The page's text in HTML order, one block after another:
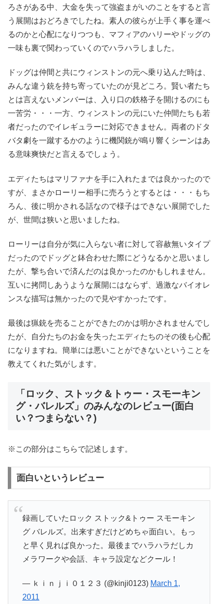
ろさがある中、大金を失って強盗まがいのことをすると言
う展開はおどろきでしたね。素人の彼らが上手く事を運べ
るのかと心配になりつつも、マフィアのハリーやドッグの
一味も裏で関わっていくのでハラハラしました。
ドッグは仲間と共にウィンストンの元へ乗り込んだ時は、
みんな違う銃を持ち寄っていたのが見どころ。賢い者たち
とは言えないメンバーは、入り口の鉄格子を開けるのにも
一苦労・・・一方、ウィンストンの元にいた仲間たちも若
者だったのでイレギュラーに対応できません。両者のドタ
バタ劇を一蹴するかのように機関銃が鳴り響くシーンはあ
る意味爽快だと言えるでしょう。
エディたちはマリファナを手に入れたまでは良かったので
すが、まさかローリー相手に売ろうとするとは・・・もち
ろん、後に明かされる話なので様子はできない展開でした
が、世間は狭いと思いましたね。
ローリーは自分が気に入らない者に対して容赦無いタイプ
だったのでドッグと鉢合わせた際にどうなるかと思いまし
たが、撃ち合いで済んだのは良かったのかもしれません。
互いに拷問しあうような展開にはならず、過激なバイオレ
ンスな描写は無かったので見やすかったです。
最後は猟銃を売ることができたのかは明かされませんでし
たが、自分たちのお金を失ったエディたちのその後も心配
になりますね。簡単には悪いことができないということを
教えてくれた気がします。
「ロック、ストック＆トゥー・スモーキン
グ・バレルズ」のみんなのレビュー(面白
い？つまらない？)
※この部分はこちらで記述します。
面白いというレビュー
録画していたロック ストック&トゥー スモーキン
グ バレルズ。出来すぎだけどめちゃ面白い。もっ
と早く見れば良かった。最後までハラハラだしカ
メラワークや会話、キャラ設定などクール！
— ｋｉｎｊｉ０１２３ (@kinji0123) March 1,
2011